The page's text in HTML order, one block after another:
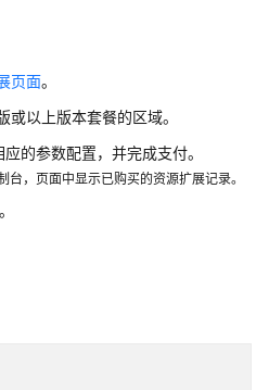
页面。
以上版本套餐的区域。
的参数配置，并完成支付。
，页面中显示已购买的资源扩展记录。